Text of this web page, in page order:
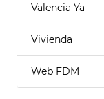
Valencia Ya
Vivienda
Web FDM